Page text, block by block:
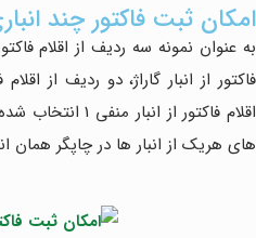
امکان ثبت فاکتور چند
به عنوان نمونه سه ردیف از اقلام
اقلام فاکتور از
های هریک از انبار ها در چاپگر همان